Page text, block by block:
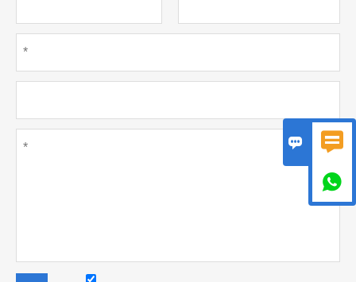
 
